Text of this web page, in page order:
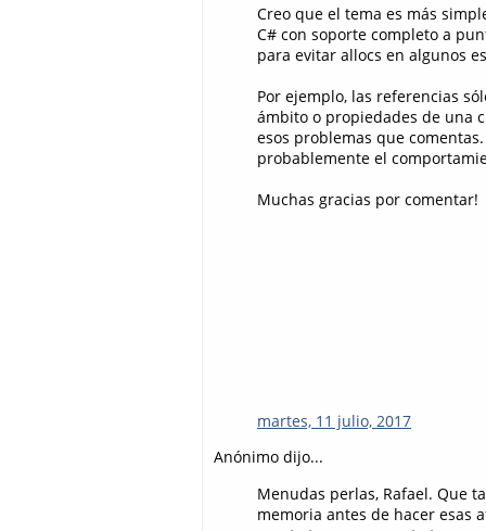
Creo que el tema es más
C# con soporte completo a
para evitar allocs en algunos
Por ejemplo, las referencias
ámbito o propiedades de una
esos problemas que
probablemente el
Muchas gracias por comentar!
martes, 11 julio, 2017
Anónimo dijo...
Menudas perlas, Rafael. Que
memoria antes de hacer esas